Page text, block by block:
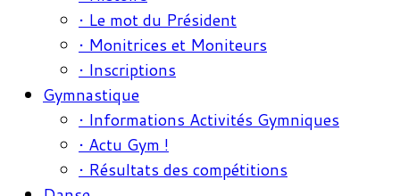
• Le mot du Président
• Monitrices et Moniteurs
• Inscriptions
Gymnastique
• Informations Activités Gymniques
• Actu Gym !
• Résultats des compétitions